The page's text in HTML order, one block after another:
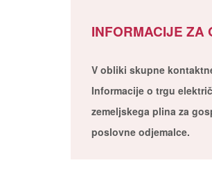
INFORMACIJE ZA
V obliki skupne
Informacije o trgu
zemeljskega plina za
poslovne odjemalce.